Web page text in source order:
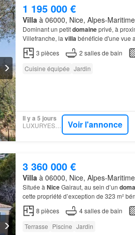
1 195 000 €
Villa à 06000, Nice, Alpes-
Dominant un petitdomaineprivé, à
Villefranche, la villabénéficie d'une vue
3 pièces 2 salles de bain
Cuisine équipée Jardin
Il y a 5 jours
LUXURYESTATE Voir l'annonce
3 360 000 €
Villa à 06000, Nice, Alpes-
Située à NiceGairaut, au sein d’un
cette propriété d’exception de 323 m²
l’un des quartiers résidentiels les plus
8 pièces 4salles de bain
Terrasse Piscine Jardin